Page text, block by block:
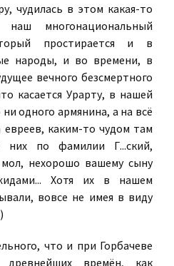
чудилась в этом какая-то
многонациональный
простирается и в
народы, и во времени, в
вечного безсмертного
касается Урарту, в нашей
одного армянина, а на всё
евреев, каким-то чудом там
них по фамилии Г...ский,
нехорошо вашему сыну
Хотя их в нашем
вовсе не имея в виду
что и при Горбачеве
времён, как